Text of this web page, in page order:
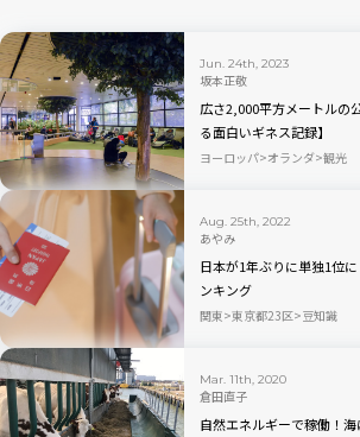
Jun. 24th, 2023
坂本正敬
広さ2,000平方メートルの
る面白いギネス記録】
ヨーロッパ オランダ 観光
Aug. 25th, 2022
あやみ
日本が1年ぶりに単独1位
ンキング
関東 東京都23区 豆知識
Mar. 11th, 2020
倉田直子
自然エネルギーで稼働！